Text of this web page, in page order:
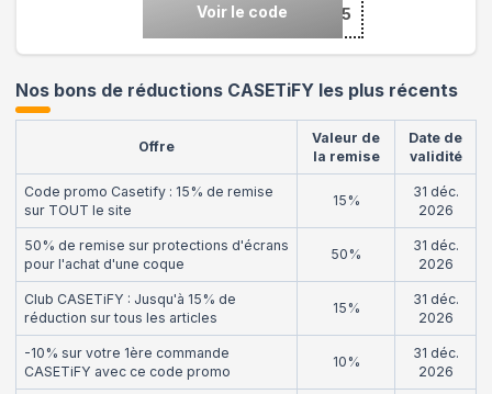
Voir le code ***25
Nos bons de réductions CASETiFY les plus récents
Offre
Valeur de
la remise
Date de
validité
Code promo Casetify : 15% de remise
sur TOUT le site
15%
31 déc.
2026
50% de remise sur protections d'écrans
pour l'achat d'une coque
50%
31 déc.
2026
Club CASETiFY : Jusqu'à 15% de
réduction sur tous les articles
15%
31 déc.
2026
-10% sur votre 1ère commande
CASETiFY avec ce code promo
10%
31 déc.
2026